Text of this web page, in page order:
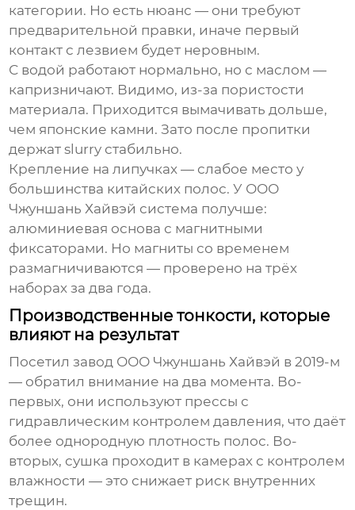
категории. Но есть нюанс — они требуют
предварительной правки, иначе первый
контакт с лезвием будет неровным.
С водой работают нормально, но с маслом —
капризничают. Видимо, из-за пористости
материала. Приходится вымачивать дольше,
чем японские камни. Зато после пропитки
держат slurry стабильно.
Крепление на липучках — слабое место у
большинства китайских полос. У ООО
Чжуншань Хайвэй система получше:
алюминиевая основа с магнитными
фиксаторами. Но магниты со временем
размагничиваются — проверено на трёх
наборах за два года.
Производственные тонкости, которые
влияют на результат
Посетил завод ООО Чжуншань Хайвэй в 2019-м
— обратил внимание на два момента. Во-
первых, они используют прессы с
гидравлическим контролем давления, что даёт
более однородную плотность полос. Во-
вторых, сушка проходит в камерах с контролем
влажности — это снижает риск внутренних
трещин.